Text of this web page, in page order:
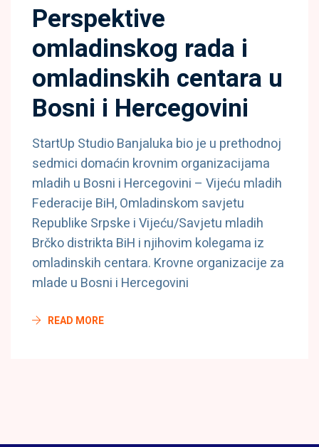
Perspektive
omladinskog rada i
omladinskih centara u
Bosni i Hercegovini
StartUp Studio Banjaluka bio je u prethodnoj
sedmici domaćin krovnim organizacijama
mladih u Bosni i Hercegovini – Vijeću mladih
Federacije BiH, Omladinskom savjetu
Republike Srpske i Vijeću/Savjetu mladih
Brčko distrikta BiH i njihovim kolegama iz
omladinskih centara. Krovne organizacije za
mlade u Bosni i Hercegovini
READ MORE